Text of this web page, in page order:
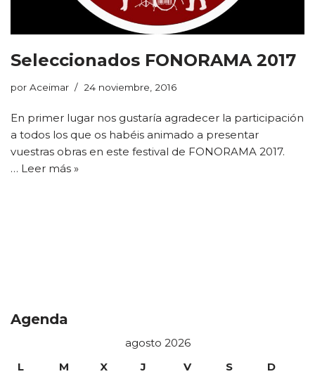
Seleccionados FONORAMA 2017
por Aceimar 24 noviembre, 2016
En primer lugar nos gustaría agradecer la participación
a todos los que os habéis animado a presentar
vuestras obras en este festival de FONORAMA 2017.
… Leer más »
Agenda
agosto 2026
L
M X J V S D